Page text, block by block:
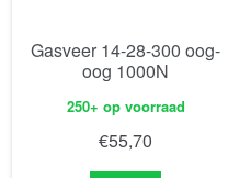
Gasveer 14-28-300 oog-
oog 1000N
250+ op voorraad
€55,70